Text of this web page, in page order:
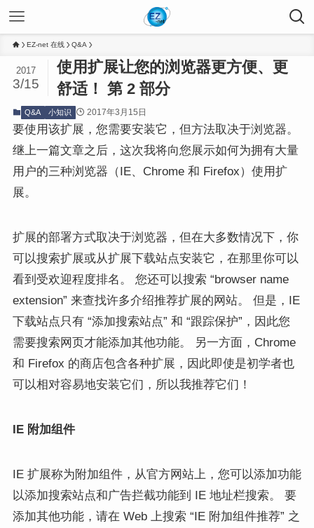
EZ-net 在线 Q&A
使用扩展让您的浏览器更方便、更
舒适！ 第 2 部分
2017
3/15
Q&A 小知识 2017年3月15日
要使用该扩展，您需要安装它，但方法取决于浏览器。
继上一篇文章之后，这次我将向您展示如何为拥有大量
用户的三种浏览器（IE、Chrome 和 Firefox）使用扩
展。
扩展的部署方式取决于浏览器，但在大多数情况下，你
可以搜索扩展或从扩展下载站点安装它，在那里你可以
看到受欢迎程度排名。 您还可以搜索 “browser name
extension” 来查找许多介绍推荐扩展的网站。 但是，IE
下载站点只有 “添加搜索站点” 和 “跟踪保护”，因此您
需要搜索网页才能添加其他功能。 另一方面，Chrome
和 Firefox 的商店包含各种扩展，因此即使是初学者也
可以相对容易地安装它们，所以我推荐它们！
IE 附加组件
IE 扩展称为附加组件，从官方网站上，您可以添加功能
以添加搜索站点和广告拦截功能到 IE 地址栏搜索。 要
添加其他功能，请在 Web 上搜索 “IE 附加组件推荐” 之